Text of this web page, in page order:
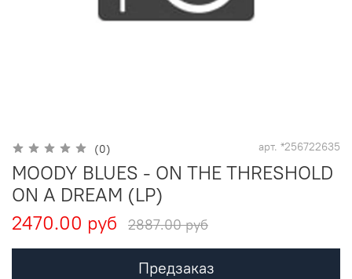
(0) арт. *256722635
MOODY BLUES - ON THE THRESHOLD
ON A DREAM (LP)
2470.00 руб
2887.00 руб
Предзаказ